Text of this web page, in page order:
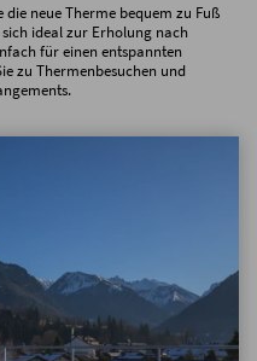
die neue Therme bequem zu Fuß
ideal zur Erholung nach
für einen entspannten
zu Thermenbesuchen und